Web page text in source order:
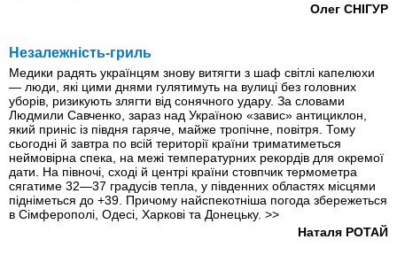
Олег СНІГУР
Незалежність-гриль
Медики радять українцям знову витягти з шаф світлі капелюхи
— люди, які цими днями гулятимуть на вулиці без головних
уборів, ризикують злягти від сонячного удару. За словами
Людмили Савченко, зараз над Україною «завис» антициклон,
який приніс із півдня гаряче, майже тропічне, повітря. Тому
сьогодні й завтра по всій території країни триматиметься
неймовірна спека, на межі температурних рекордів для окремої
дати. На півночі, сході й центрі країни стовпчик термометра
сягатиме 32—37 градусів тепла, у південних областях місцями
підніметься до +39. Причому найспекотніша погода збережеться
в Сімферополі, Одесі, Харкові та Донецьку. >>
Наталя РОТАЙ